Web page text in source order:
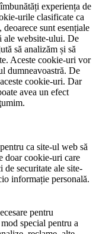
experiența de
urile clasificate ca
sunt esențiale
ale website-ului. De
să analizăm și să
Aceste cookie-uri vor
dumneavoastră. De
cookie-uri. Dar
avea un efect
ca site-ul web să
doar cookie-uri care
de securitate ale site-
informație personală.
pentru
special pentru a